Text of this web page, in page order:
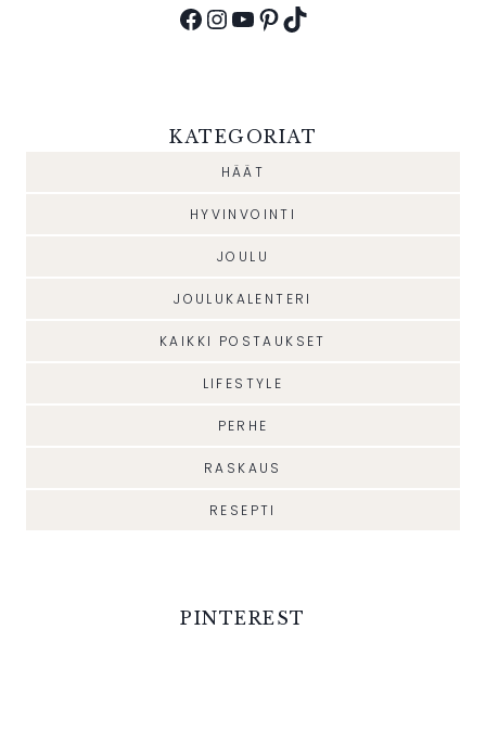
Facebook
Instagram
YouTube
Pinterest
TikTok
KATEGORIAT
HÄÄT
HYVINVOINTI
JOULU
JOULUKALENTERI
KAIKKI POSTAUKSET
LIFESTYLE
PERHE
RASKAUS
RESEPTI
PINTEREST